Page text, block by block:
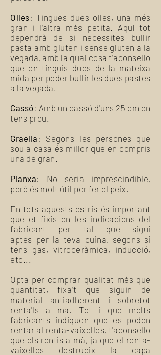
Olles: Tingues dues olles, una més
gran i l'altra més petita. Aquí tot
dependrà de si necessites bullir
pasta amb gluten i sense gluten a la
vegada, amb la qual cosa t'aconsello
que en tinguis dues de la mateixa
mida per poder bullir les dues pastes
a la vegada.
Cassó: Amb un cassó d'uns 25 cm en
tens prou.
Graella : Segons les persones que
sou a casa és millor que en compris
una de gran.
Planxa: No seria imprescindible,
però és molt útil per fer el peix.
En tots aquests estris és important
que et fixis en les indicacions del
fabricant per tal que sigui
aptes per la teva cuina, segons si
tens gas, vitroceràmica, inducció,
etc...
Opta per comprar qualitat més que
quantitat, fixa't que siguin de
material antiadherent i sobretot
renta'ls a mà. Tot i que molts
fabricants indiquen que es poden
rentar al renta-vaixelles, t'aconsello
que els rentis a mà, ja que el renta-
vaixelles destrueix la capa